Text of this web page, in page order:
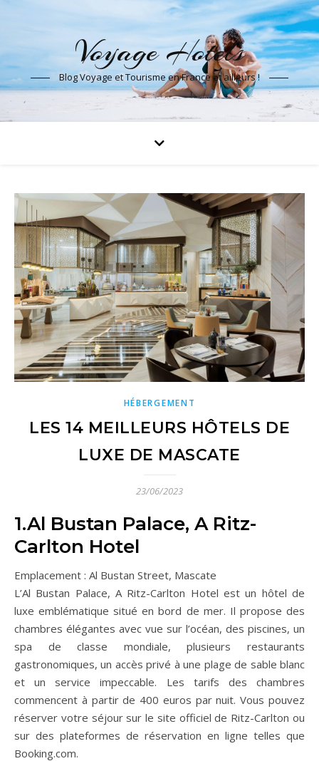
Voyage Hotels
Blog Voyage et Tourisme en France et ailleurs !
HÉBERGEMENT
LES 14 MEILLEURS HÔTELS DE
LUXE DE MASCATE
23/06/2023
1.Al Bustan Palace, A Ritz-
Carlton Hotel
Emplacement : Al Bustan Street, Mascate
L’Al Bustan Palace, A Ritz-Carlton Hotel est un hôtel de
luxe emblématique situé en bord de mer. Il propose des
chambres élégantes avec vue sur l’océan, des piscines, un
spa de classe mondiale, plusieurs restaurants
gastronomiques, un accès privé à une plage de sable blanc
et un service impeccable. Les tarifs des chambres
commencent à partir de 400 euros par nuit. Vous pouvez
réserver votre séjour sur le site officiel de Ritz-Carlton ou
sur des plateformes de réservation en ligne telles que
Booking.com.